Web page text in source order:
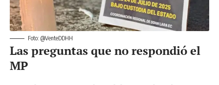
Foto: @VenteDDHH
Las preguntas que no respondió el
MP